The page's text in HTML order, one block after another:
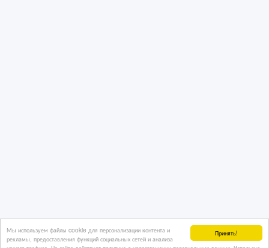
Принять!
Мы используем файлы cookie для персонализации контента и
рекламы, предоставления функций социальных сетей и анализа